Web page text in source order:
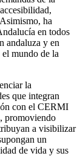
ha
en todos
andaluza y en
mundo de la
la
que integran
con el CERMI
promoviendo
a visibilizar
un
de vida y sus